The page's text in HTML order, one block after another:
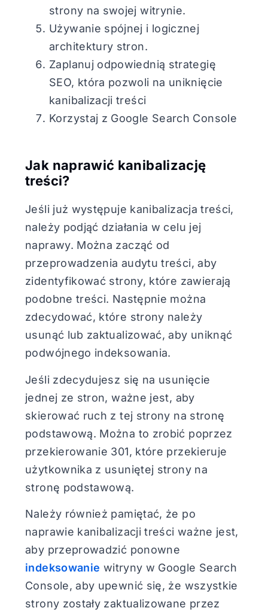
strony na swojej witrynie.
Używanie spójnej i logicznej
architektury stron.
Zaplanuj odpowiednią strategię
SEO, która pozwoli na uniknięcie
kanibalizacji treści
Korzystaj z Google Search Console
Jak naprawić kanibalizację
treści?
Jeśli już występuje kanibalizacja treści,
należy podjąć działania w celu jej
naprawy. Można zacząć od
przeprowadzenia audytu treści, aby
zidentyfikować strony, które zawierają
podobne treści. Następnie można
zdecydować, które strony należy
usunąć lub zaktualizować, aby uniknąć
podwójnego indeksowania.
Jeśli zdecydujesz się na usunięcie
jednej ze stron, ważne jest, aby
skierować ruch z tej strony na stronę
podstawową. Można to zrobić poprzez
przekierowanie 301, które przekieruje
użytkownika z usuniętej strony na
stronę podstawową.
Należy również pamiętać, że po
naprawie kanibalizacji treści ważne jest,
aby przeprowadzić ponowne
indeksowanie witryny w Google Search
Console, aby upewnić się, że wszystkie
strony zostały zaktualizowane przez